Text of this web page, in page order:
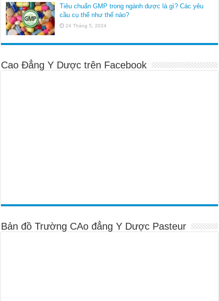
Tiêu chuẩn GMP trong ngành dược là gì? Các yêu
cầu cụ thể như thế nào?
24 Tháng 5, 2024
Cao Đẳng Y Dược trên Facebook
Bản đồ Trường CAo đẳng Y Dược Pasteur